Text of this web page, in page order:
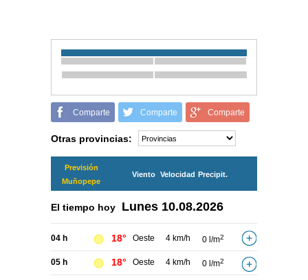
Comparte Comparte Comparte
Otras provincias:
Previsión
Muñopepe
Viento Velocidad Precipit.
El tiempo hoy Lunes 10.08.2026
04 h 18° Oeste 4 km/h 0 l/m2
05 h 18° Oeste 4 km/h 0 l/m2